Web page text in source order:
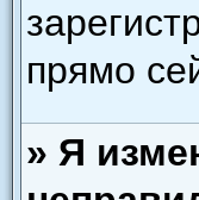
прямо
» Я